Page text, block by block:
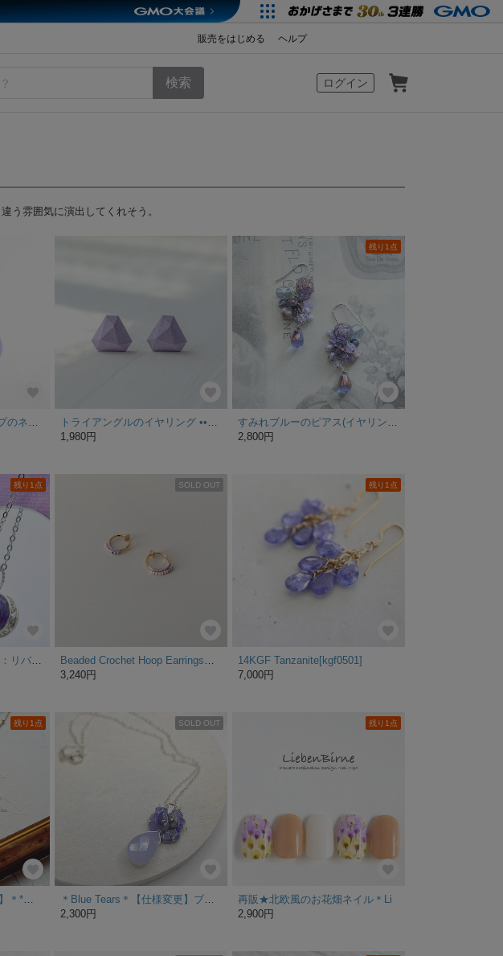
販売をはじめる ヘルプ
ログイン
う雰囲気に演出してくれそう。
色変わり 紫陽花ドロップのネックレス｜しずく パープル スワロフスキー カラーチェンジ
トライアングルのイヤリング ••すみれ••
1,980円
残り1点
すみれブルーのピアス(イヤリング）
2,800円
残り1点
夜明けの海/星降る夜明け：リバーシブルペンダント【受注製作】
SOLD OUT
Beaded Crochet Hoop Earrings／LAVENDER x PINK BEIGE
3,240円
残り1点
14KGF Tanzanite[kgf0501]
7,000円
残り1点 SOLD OUT
＊Blue Tears＊【仕様変更】ブルーレースのプチネックレス [Silver925] マリン
2,300円
残り1点
再販★北欧風のお花畑ネイル＊Li
2,900円